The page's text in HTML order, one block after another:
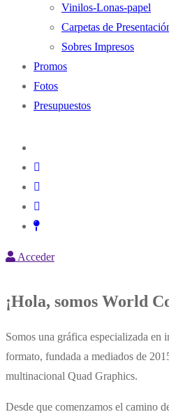
Vinilos-Lonas-papel
Carpetas de
Sobres Impresos
Promos
Fotos
Presupuestos
Acceder
¡Hola, somos World
Somos una gráfica especializada
formato, fundada a mediados de
multinacional Quad Graphics.
Desde que comenzamos el camino